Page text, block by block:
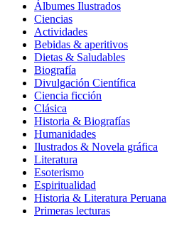
Álbumes Ilustrados
Ciencias
Actividades
Bebidas & aperitivos
Dietas & Saludables
Biografía
Divulgación Científica
Ciencia ficción
Clásica
Historia & Biografías
Humanidades
Ilustrados & Novela gráfica
Literatura
Esoterismo
Espiritualidad
Historia & Literatura Peruana
Primeras lecturas